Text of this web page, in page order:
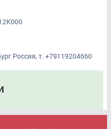
Россия, т. +79119204660